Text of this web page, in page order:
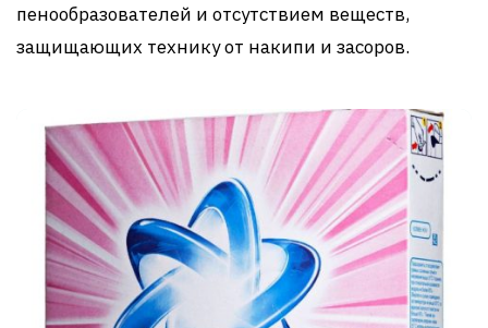
пенообразователей и отсутствием веществ,
защищающих технику от накипи и засоров.